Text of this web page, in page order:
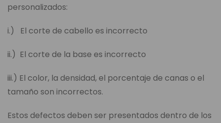
personalizados:
i.) El corte de cabello es incorrecto
ii.) El corte de la base es incorrecto
iii.) El color, la densidad, el porcentaje de canas o el
tamaño son incorrectos.
Estos defectos deben ser presentados dentro de los